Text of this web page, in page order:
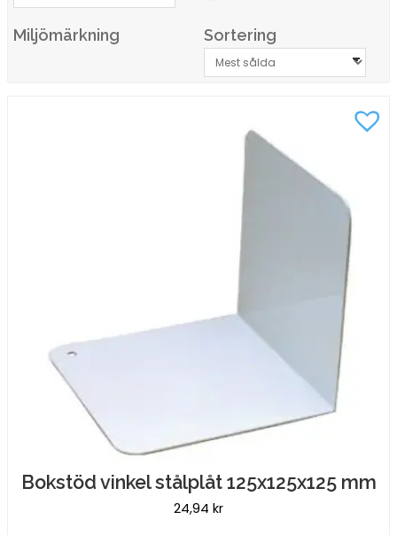
Miljömärkning Sortering
Bokstöd vinkel stålplåt 125x125x125 mm
24,94 kr